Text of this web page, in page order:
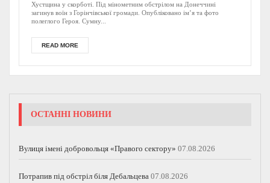
Хустщина у скорботі. Під мінометним обстрілом на Донеччині
загинув воїн з Горінчівської громади. Опубліковано ім’я та фото
полеглого Героя. Сумну...
READ MORE
ОСТАННІ НОВИНИ
Вулиця імені добровольця «Правого сектору» 07.08.2026
Потрапив під обстріл біля Дебальцева 07.08.2026